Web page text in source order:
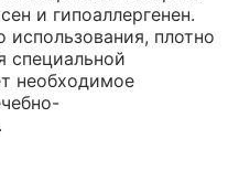
и гипоаллергенен.
плотно
специальной
необходимое